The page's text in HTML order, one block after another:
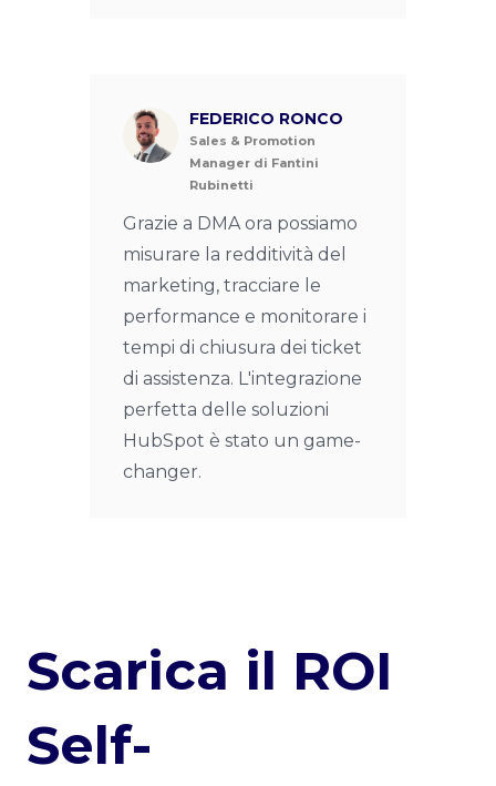
FEDERICO RONCO
Sales & Promotion
Manager di Fantini
Rubinetti
Grazie a DMA ora possiamo
misurare la redditività del
marketing, tracciare le
performance e monitorare i
tempi di chiusura dei ticket
di assistenza. L'integrazione
perfetta delle soluzioni
HubSpot è stato un game-
changer.
Scarica il ROI
Self-